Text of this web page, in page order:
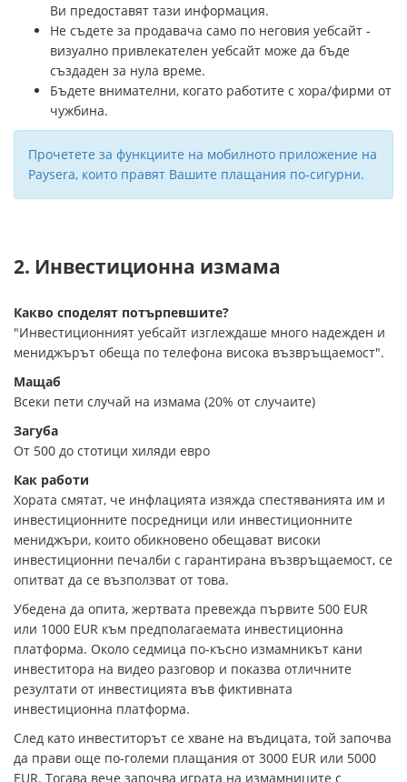
Ви предоставят тази информация.
Не съдете за продавача само по неговия уебсайт -
визуално привлекателен уебсайт може да бъде
създаден за нула време.
Бъдете внимателни, когато работите с хора/фирми от
чужбина.
Прочетете за функциите на мобилното приложение на
Paysera, които правят Вашите плащания по-сигурни.
2. Инвестиционна измама
Какво споделят потърпевшите?
"Инвестиционният уебсайт изглеждаше много надежден и
мениджърът обеща по телефона висока възвръщаемост".
Мащаб
Всеки пети случай на измама (20% от случаите)
Загуба
От 500 до стотици хиляди евро
Как работи
Хората смятат, че инфлацията изяжда спестяванията им и
инвестиционните посредници или инвестиционните
мениджъри, които обикновено обещават високи
инвестиционни печалби с гарантирана възвръщаемост, се
опитват да се възползват от това.
Убедена да опита, жертвата превежда първите 500 EUR
или 1000 EUR към предполагаемата инвестиционна
платформа. Около седмица по-късно измамникът кани
инвеститора на видео разговор и показва отличните
резултати от инвестицията във фиктивната
инвестиционна платформа.
След като инвеститорът се хване на въдицата, той започва
да прави още по-големи плащания от 3000 EUR или 5000
EUR. Тогава вече започва играта на измамниците с